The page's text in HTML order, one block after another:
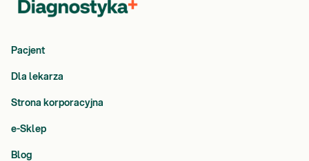
Pacjent
Dla lekarza
Strona korporacyjna
e-Sklep
Blog